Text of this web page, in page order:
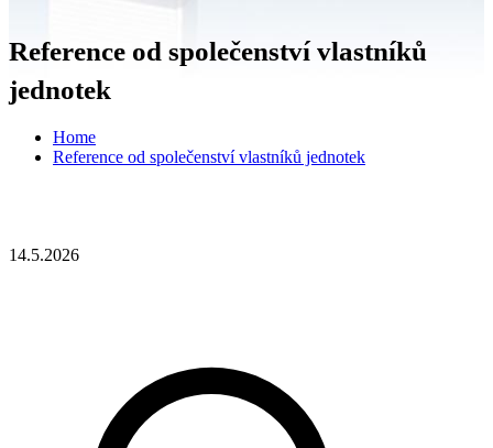
Reference od společenství vlastníků
jednotek
Home
Reference od společenství vlastníků jednotek
14.5.2026